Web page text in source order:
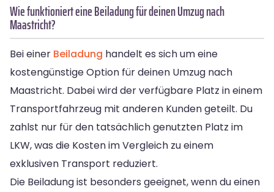
Wie funktioniert eine Beiladung für deinen Umzug nach
Maastricht?
Bei einer Beiladung handelt es sich um eine
kostengünstige Option für deinen Umzug nach
Maastricht. Dabei wird der verfügbare Platz in einem
Transportfahrzeug mit anderen Kunden geteilt. Du
zahlst nur für den tatsächlich genutzten Platz im
LKW, was die Kosten im Vergleich zu einem
exklusiven Transport reduziert.
Die Beiladung ist besonders geeignet, wenn du einen